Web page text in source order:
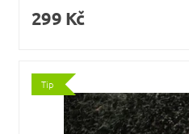
299 Kč
Tip